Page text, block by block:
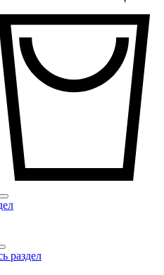
раздел